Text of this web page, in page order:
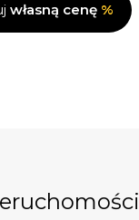
własną cenę %